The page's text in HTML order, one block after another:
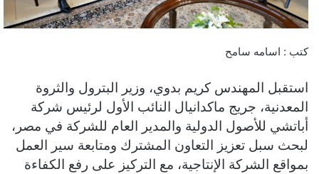
كتب : اسامه سامح
استقبل المهندس كريم بدوي، وزير البترول والثروة
المعدنية، جريج ماكدانيال النائب الأول لرئيس شركة
أباتشي للأصول الدولية والمدير العام للشركة في مصر،
لبحث سبل تعزيز التعاون المشترك ومتابعة سير العمل
بمواقع الشركة الإنتاجية، مع التركيز على رفع الكفاءة